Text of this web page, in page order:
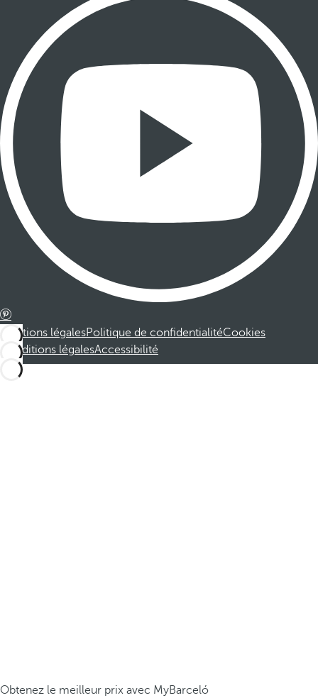
Mentions légalesPolitique de confidentialitéCookies
Conditions légalesAccessibilité
Obtenez le meilleur prix avec MyBarceló